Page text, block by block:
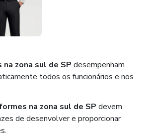
na zona sul de SP desempenham
todos os funcionários e nos
na zona sul de SP devem
de desenvolver e proporcionar